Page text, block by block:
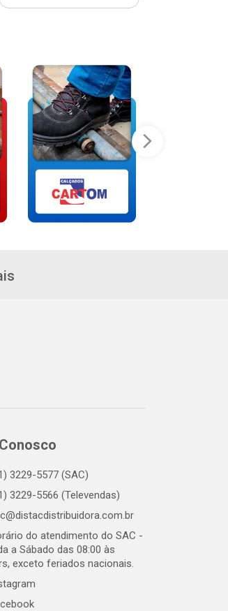
3229-5577 (SAC)
3229-5566 (Televendas)
do atendimento do SAC -
a Sábado das 08:00 às
exceto feriados nacionais.